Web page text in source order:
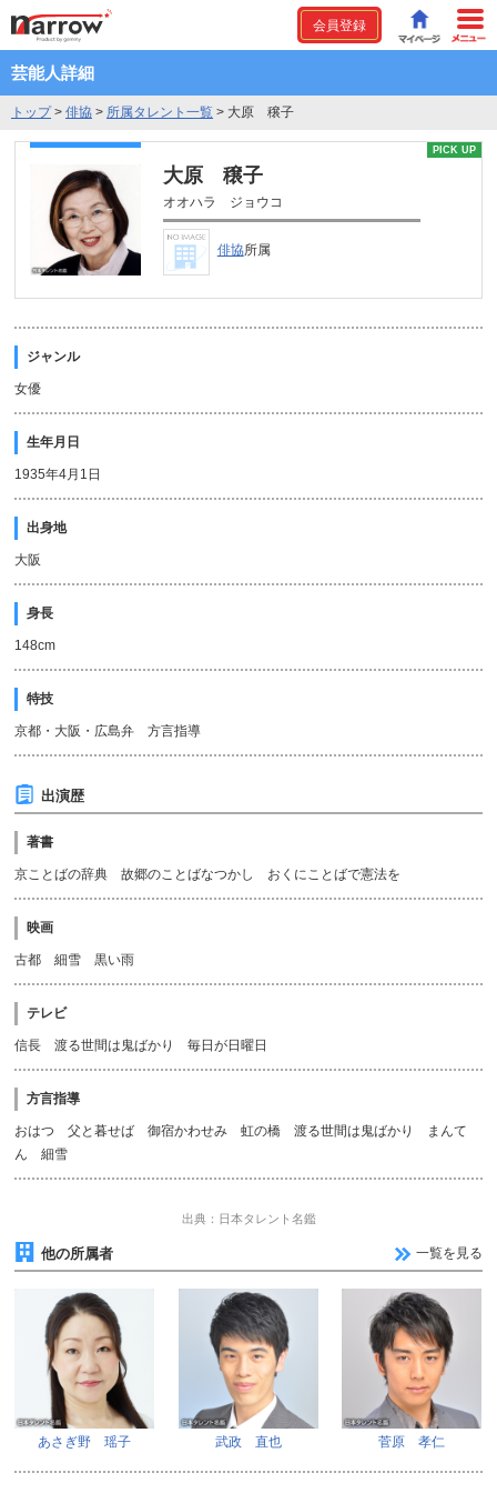
会員登録
芸能人詳細
トップ> 俳協 > 所属タレント一覧 > 大原 穣子
PICK UP
大原 穣子
オオハラ ジョウコ
俳協所属
ジャンル
女優
生年月日
1935年4月1日
出身地
大阪
身長
148cm
特技
京都・大阪・広島弁 方言指導
出演歴
著書
京ことばの辞典 故郷のことばなつかし おくにことばで憲法を
映画
古都 細雪 黒い雨
テレビ
信長 渡る世間は鬼ばかり 毎日が日曜日
方言指導
おはつ 父と暮せば 御宿かわせみ 虹の橋 渡る世間は鬼ばかり まんて
ん 細雪
出典：日本タレント名鑑
他の所属者 一覧を見る
あさぎ野 瑶子 武政 直也 菅原 孝仁